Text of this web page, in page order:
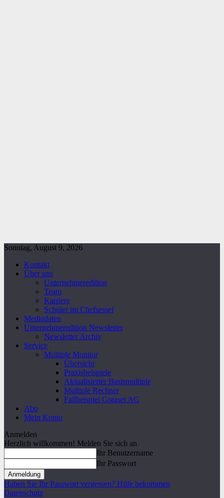
Sonntag, August 9, 2026
Kontakt
Über uns
Unternehmeredition
Team
Karriere
Schüler im Chefsessel
Mediadaten
Unternehmeredition Newsletter
Newsletter Archiv
Service
Multiple Monitor
Übersicht
Praxisbeispiele
Aktualisierter Basismultiple
Multiple Rechner
Fallbeispiel Gigaset AG
Abo
Mein Konto
Anmelden
Herzlich willkommen! Melden Sie sich an
Ihr Benutzername
Ihr Passwort
Haben Sie Ihr Passwort vergessen? Hilfe bekommen
Datenschutz